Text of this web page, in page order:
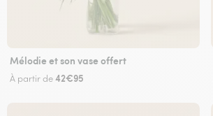
Mélodie et son vase offert
À partir de42€95